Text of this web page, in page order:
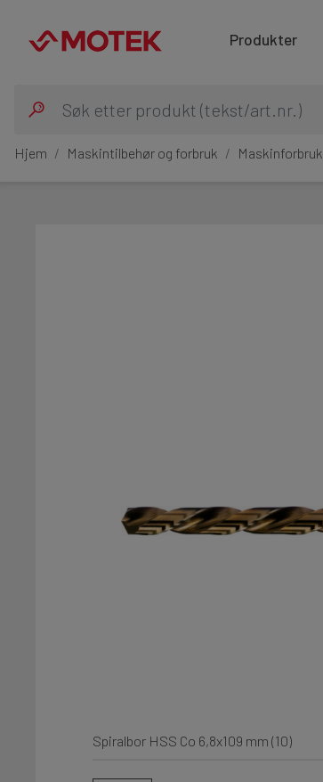
Produkter
Hjem Maskintilbehør og forbruk Maskinforbruk
Spiralbor HSS Co 6,8x109 mm (10)